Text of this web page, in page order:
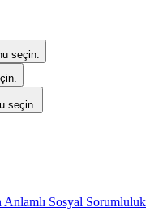
seçin.
seçin.
Sosyal Sorumluluk